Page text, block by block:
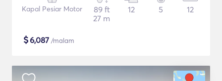
Kapal Pesiar Motor
89 ft
27 m
12 5 12
$6,087 /malam